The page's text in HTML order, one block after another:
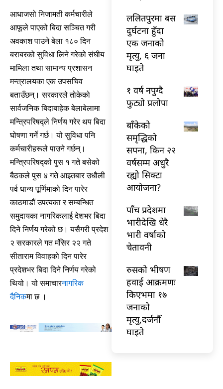
आधाजसो निजामती कर्मचारीले
आफूले पाएको बिदा सञ्चित गरी
अवकाश पाउने बेला १८० दिन
बराबरको सुविधा लिने गरेको संघीय
मामिला तथा सामान्य प्रशासन
मन्त्रालयका एक उपसचिव
बताउँछन्। सरकारले तोकेको
सार्वजनिक बिदाबाहेक बेलाबेलामा
मन्त्रिपरिषद्ले निर्णय गरेर थप बिदा
घोषणा गर्ने गर्छ। यो सुविधा पनि
कर्मचारीहरूले पाउने गर्छन्।
मन्त्रिपरिषद्को पुस १ गते बसेको
बैठकले पुस ४ गते आइतबार उधौली
पर्व धान्य पूर्णिमाको दिन पारेर
काठमाडौं उपत्यका र सम्बन्धित
समुदायका नागरिकलाई देशभर बिदा
दिने निर्णय गरेको छ। यसैगरी प्रदेश
२ सरकारले गत मंसिर २२ गते
सीताराम विवाहको दिन पारेर
प्रदेशभर बिदा दिने निर्णय गरेको
थियो। यो समाचारनागरिक
दैनिकमा छ ।
ललितपुरमा बस
दुर्घटना हुँदा
एक जनाको
मृत्यु, ६ जना
घाइते
१ वर्ष नपुग्दै
फुट्यो प्रलोपा
बाँकेको
समृद्धिको
सपना, किन २२
वर्षसम्म अधुरै
रह्यो सिक्टा
आयोजना?
पाँच प्रदेशमा
भारीदेखि धेरै
भारी वर्षाको
चेतावनी
रुसको भीषण
हवाई आक्रमणः
किएभमा १७
जनाको
मृत्यु,दर्जनौँ
घाइते